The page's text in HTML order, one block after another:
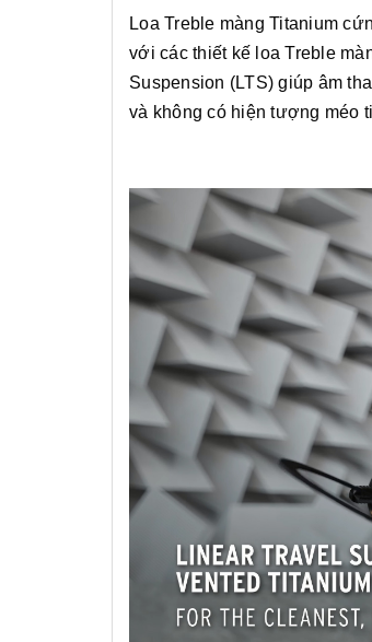
Loa Treble màng Titanium
với các thiết kế loa Treble
Suspension (LTS) giúp âm
và không có hiện tượng méo